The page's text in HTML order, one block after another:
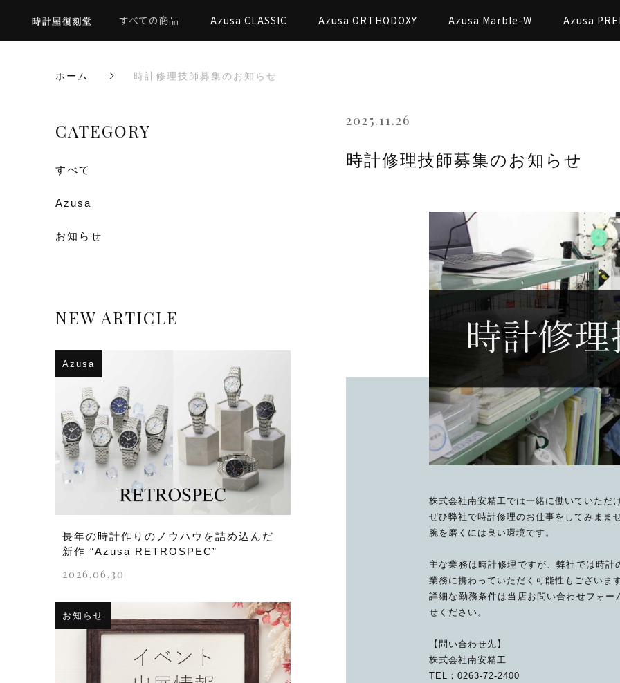
すべての商品 Azusa CLASSIC Azusa ORTHODOXY Azusa Marble-W Azusa
ホーム 時計修理技師募集のお知らせ
2025.11.26
時計修理技師募集のお知らせ
株式会社南安精工では一緒に働いていただ
ぜひ弊社で時計修理のお仕事をしてみまま
腕を磨くには良い環境です。
主な業務は時計修理ですが、弊社では時
業務に携わっていただく可能性もございます
詳細な勤務条件は当店お問い合わせフォ
せください。
【問い合わせ先】
株式会社南安精工
TEL：0263-72-2400
CATEGORY
すべて
Azusa
お知らせ
NEW ARTICLE
Azusa
長年の時計作りのノウハウを詰め込んだ
新作 “Azusa RETROSPEC”
2026.06.30
お知らせ